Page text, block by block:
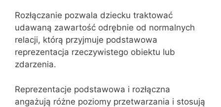
Rozłączanie pozwala dziecku traktować
udawaną zawartość odrębnie od normalnych
relacji, którą przyjmuje podstawowa
reprezentacja rzeczywistego obiektu lub
zdarzenia.
Reprezentacje podstawowa i rozłączna
angażują różne poziomy przetwarzania i stosują